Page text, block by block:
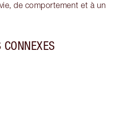
de comportement et à un